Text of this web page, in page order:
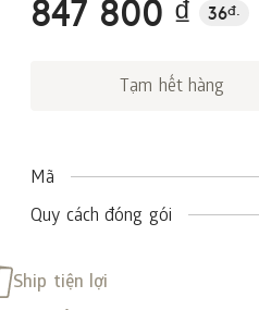
847 800 ₫ 36đ.
Tạm hết hàng
Mã
Quy cách đóng gói
Ship tiện lợi